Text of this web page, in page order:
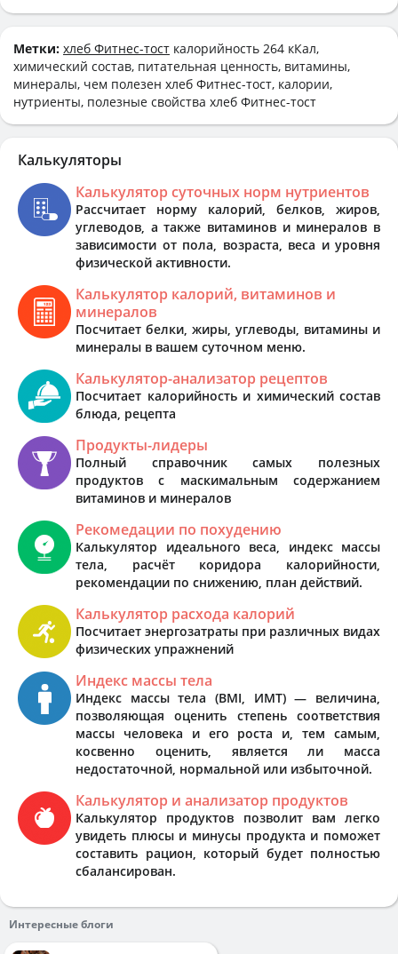
Метки: хлеб Фитнес-тост калорийность 264 кКал,
химический состав, питательная ценность, витамины,
минералы, чем полезен хлеб Фитнес-тост, калории,
нутриенты, полезные свойства хлеб Фитнес-тост
Калькуляторы
Калькулятор суточных норм нутриентов
Рассчитает норму калорий, белков, жиров,
углеводов, а также витаминов и минералов в
зависимости от пола, возраста, веса и уровня
физической активности.
Калькулятор калорий, витаминов и
минералов
Посчитает белки, жиры, углеводы, витамины и
минералы в вашем суточном меню.
Калькулятор-анализатор рецептов
Посчитает калорийность и химический состав
блюда, рецепта
Продукты-лидеры
Полный справочник самых полезных
продуктов с маскимальным содержанием
витаминов и минералов
Рекомедации по похудению
Калькулятор идеального веса, индекс массы
тела, расчёт коридора калорийности,
рекомендации по снижению, план действий.
Калькулятор расхода калорий
Посчитает энергозатраты при различных видах
физических упражнений
Индекс массы тела
Индекс массы тела (BMI, ИМТ) — величина,
позволяющая оценить степень соответствия
массы человека и его роста и, тем самым,
косвенно оценить, является ли масса
недостаточной, нормальной или избыточной.
Калькулятор и анализатор продуктов
Калькулятор продуктов позволит вам легко
увидеть плюсы и минусы продукта и поможет
составить рацион, который будет полностью
сбалансирован.
Интересные блоги